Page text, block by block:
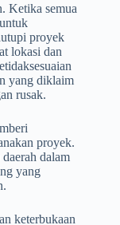
Ketika semua
proyek
lokasi dan
yang diklaim
rusak.
proyek.
dalam
yang
keterbukaan